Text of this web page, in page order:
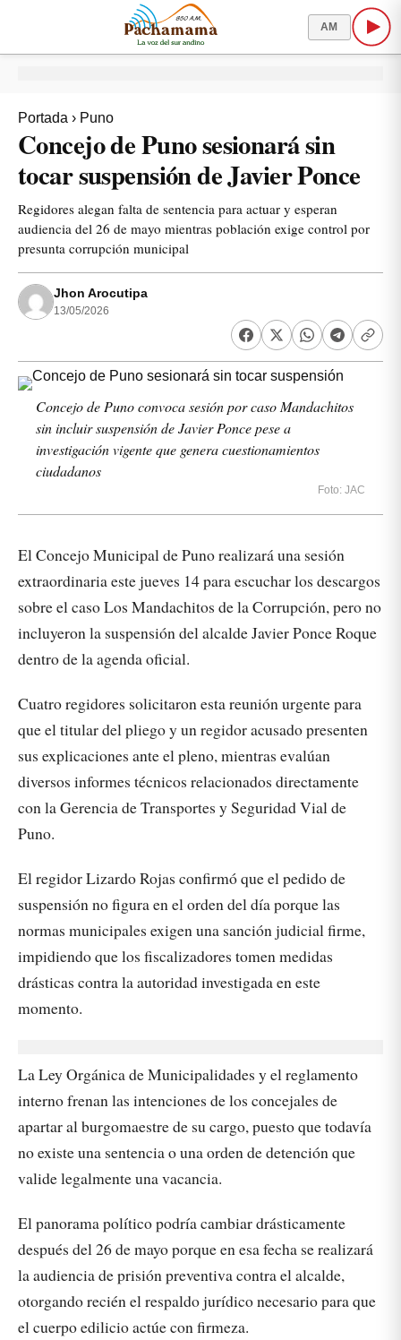
AM
Portada › Puno
Concejo de Puno sesionará sin
tocar suspensión de Javier Ponce
Regidores alegan falta de sentencia para actuar y esperan
audiencia del 26 de mayo mientras población exige control por
presunta corrupción municipal
Jhon Arocutipa
13/05/2026
Concejo de Puno convoca sesión por caso Mandachitos
sin incluir suspensión de Javier Ponce pese a
investigación vigente que genera cuestionamientos
ciudadanos
Foto: JAC
El Concejo Municipal de Puno realizará una sesión
extraordinaria este jueves 14 para escuchar los descargos
sobre el caso Los Mandachitos de la Corrupción, pero no
incluyeron la suspensión del alcalde Javier Ponce Roque
dentro de la agenda oficial.
Cuatro regidores solicitaron esta reunión urgente para
que el titular del pliego y un regidor acusado presenten
sus explicaciones ante el pleno, mientras evalúan
diversos informes técnicos relacionados directamente
con la Gerencia de Transportes y Seguridad Vial de
Puno.
El regidor Lizardo Rojas confirmó que el pedido de
suspensión no figura en el orden del día porque las
normas municipales exigen una sanción judicial firme,
impidiendo que los fiscalizadores tomen medidas
drásticas contra la autoridad investigada en este
momento.
La Ley Orgánica de Municipalidades y el reglamento
interno frenan las intenciones de los concejales de
apartar al burgomaestre de su cargo, puesto que todavía
no existe una sentencia o una orden de detención que
valide legalmente una vacancia.
El panorama político podría cambiar drásticamente
después del 26 de mayo porque en esa fecha se realizará
la audiencia de prisión preventiva contra el alcalde,
otorgando recién el respaldo jurídico necesario para que
el cuerpo edilicio actúe con firmeza.